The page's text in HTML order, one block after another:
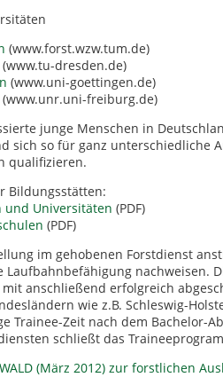
(www.forst.wzw.tum.de)
(www.tu-dresden.de)
(www.uni-goettingen.de)
(www.unr.uni-freiburg.de)
junge Menschen in
sich so für ganz unterschiedliche
qualifizieren.
Bildungsstätten:
und Universitäten (PDF)
(PDF)
im gehobenen Forstdienst
Laufbahnbefähigung nachweisen.
anschließend erfolgreich
wie z.B. Schleswig-
Trainee-Zeit nach dem Bachelor-
schließt das
(März 2012) zur forstlichen